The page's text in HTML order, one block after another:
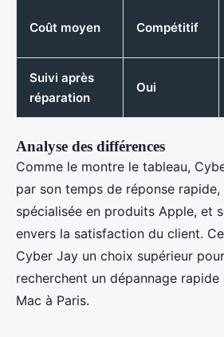
Coût moyen Compétitif
Suivi après
réparation
Oui
Analyse des différences
Comme le montre le tableau,
par son temps de réponse
spécialisée en produits Apple, et
envers la satisfaction du client.
Cyber Jay un choix supérieur
recherchent un dépannage
Mac à Paris.